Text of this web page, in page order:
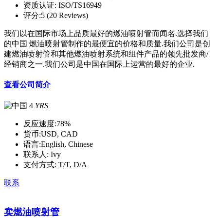
资质认证: ISO/TS16949
评分:5 (20 Reviews)
我们以在国际市场上品质最好的燃油喷射管而闻名.选择我们
的中国 燃油喷射管制作的最便宜的价格和质量.我们公司是创
建燃油喷射管和其他燃油喷射系统和组件产品的领先批发商/
经销商之一.我们公司是中国在国际上运营的最好的企业.
查看公司简介
4 YRS
反应速度:78%
货币:USD, CAD
语言:English, Chinese
联系人: Ivy
支付方式: T/T, D/A
联系
卖燃油喷射管